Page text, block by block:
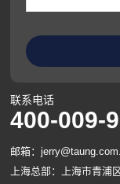
联系电话
400-009-
邮箱：
上海总部：上海市青浦